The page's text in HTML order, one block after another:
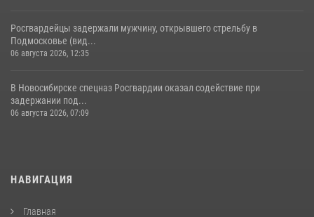
Росгвардейцы задержали мужчину, открывшего стрельбу в
Подмосковье (вид...
06 августа 2026, 12:35
В Новосибирске спецназ Росгвардии оказал содействие при
задержании под...
06 августа 2026, 07:09
НАВИГАЦИЯ
Главная